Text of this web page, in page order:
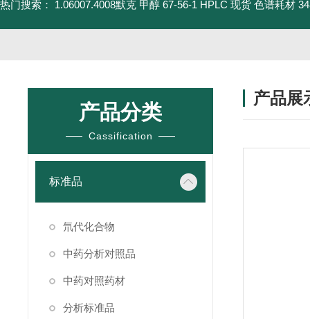
热门搜索： 1.06007.4008默克 甲醇 67-56-1 HPLC 现货 色谱耗材
产品分类
Cassification
标准品
氘代化合物
中药分析对照品
中药对照药材
分析标准品
产品展